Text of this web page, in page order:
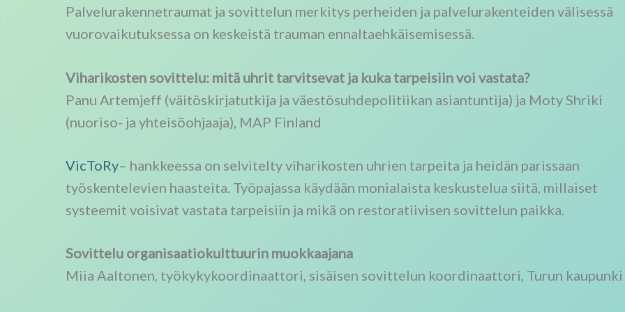
Palvelurakennetraumat ja sovittelun merkitys perheiden ja palvelurakenteiden välisessä
vuorovaikutuksessa on keskeistä trauman ennaltaehkäisemisessä.
Viharikosten sovittelu: mitä uhrit tarvitsevat ja kuka tarpeisiin voi vastata?
Panu Artemjeff (väitöskirjatutkija ja väestösuhdepolitiikan asiantuntija) ja Moty Shriki
(nuoriso- ja yhteisöohjaaja), MAP Finland
VicToRy– hankkeessa on selvitelty viharikosten uhrien tarpeita ja heidän parissaan
työskentelevien haasteita. Työpajassa käydään monialaista keskustelua siitä, millaiset
systeemit voisivat vastata tarpeisiin ja mikä on restoratiivisen sovittelun paikka.
Sovittelu organisaatiokulttuurin muokkaajana
Miia Aaltonen, työkykykoordinaattori, sisäisen sovittelun koordinaattori, Turun kaupunki